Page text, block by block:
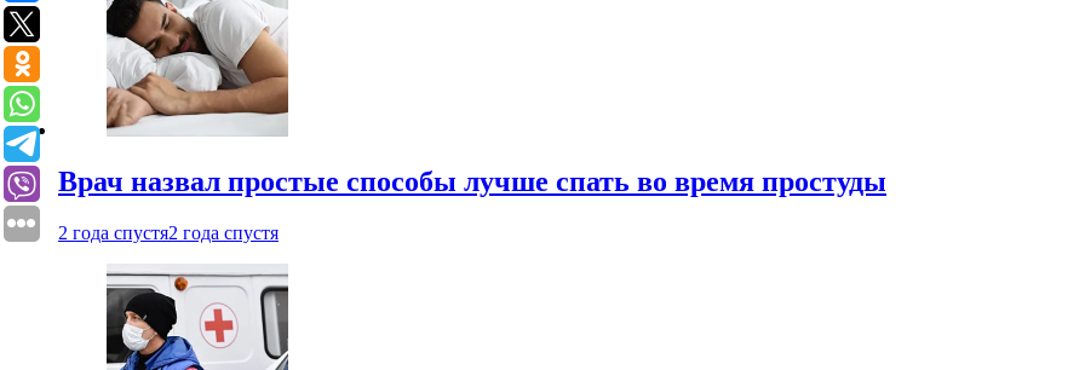
Врач назвал простые способы лучше спать во время простуды
2 года спустя2 года спустя